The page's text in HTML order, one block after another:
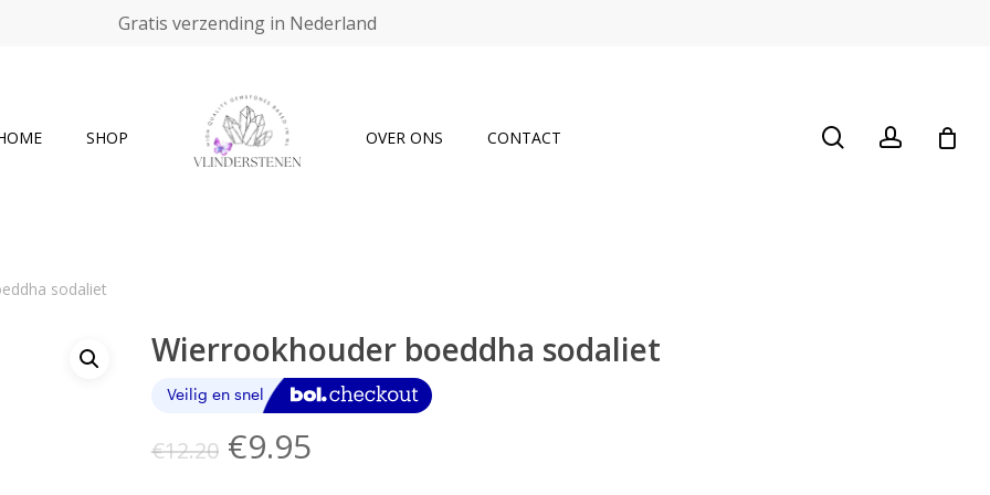
Gratis verzending in Nederland
SHOP OVER ONS CONTACT searchaccount
sodaliet
Wierrookhouder boeddha sodaliet
€12.20 Oorspronkelijke
€9.95Huidige